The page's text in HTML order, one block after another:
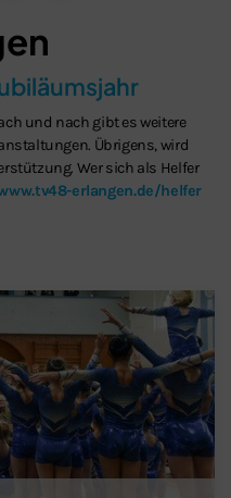
und nach gibt es weitere
Übrigens, wird
Wer sich als Helfer
erlangen.de/helfer